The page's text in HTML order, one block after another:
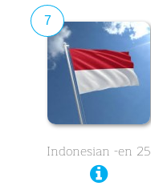
7
Indonesian -en 25